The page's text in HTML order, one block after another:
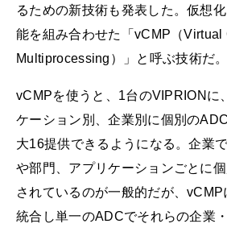
るための新技術も発表した。仮想
能を組み合わせた「vCMP（Virtual
Multiprocessing）」と呼ぶ技術だ。
vCMPを使うと、1台のVIPRIONに
ケーション別、企業別に個別の
大16提供できるようになる。企業
や部門、アプリケーションごとに
されているのが一般的だが、
統合し単一のADCでそれらの企業